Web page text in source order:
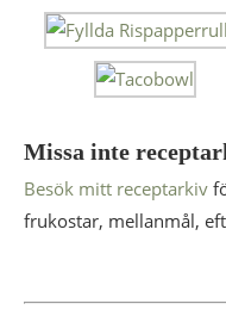
Missa inte
Besök mitt receptarkiv
frukostar, mellanmål,